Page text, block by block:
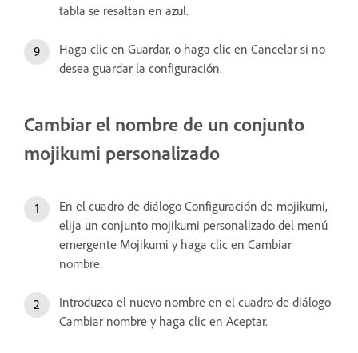
tabla se resaltan en azul.
Haga clic en Guardar, o haga clic en Cancelar si no
desea guardar la configuración.
Cambiar el nombre de un conjunto
mojikumi personalizado
En el cuadro de diálogo Configuración de mojikumi,
elija un conjunto mojikumi personalizado del menú
emergente Mojikumi y haga clic en Cambiar
nombre.
Introduzca el nuevo nombre en el cuadro de diálogo
Cambiar nombre y haga clic en Aceptar.